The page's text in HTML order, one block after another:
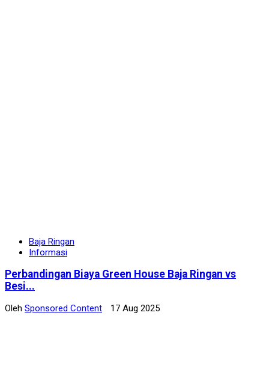
Baja Ringan
Informasi
Perbandingan Biaya Green House Baja Ringan vs
Besi...
Oleh Sponsored Content 17 Aug 2025